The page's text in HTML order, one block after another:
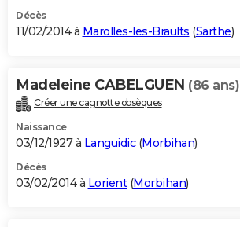
Décès
11/02/2014 à Marolles-les-Braults (Sarthe)
Madeleine CABELGUEN (86 ans)
Créer une cagnotte obsèques
Naissance
03/12/1927 à Languidic(Morbihan)
Décès
03/02/2014 à Lorient(Morbihan)